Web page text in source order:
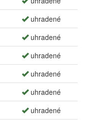
uhradené
uhradené
uhradené
uhradené
uhradené
uhradené